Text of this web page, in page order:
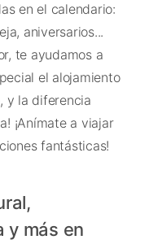
en el calendario:
aniversarios...
te ayudamos a
el alojamiento
y la diferencia
¡Anímate a viajar
fantásticas!
y más en